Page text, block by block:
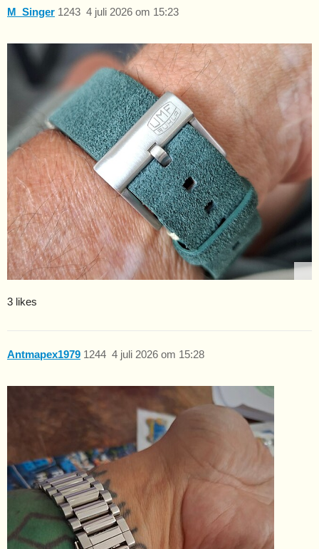
M_Singer 4 juli 2026 om 15:23
1243
3 likes
Antmapex1979 4 juli 2026 om 15:28
1244